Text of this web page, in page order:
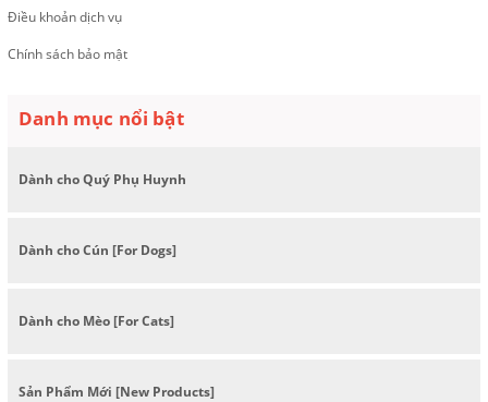
Điều khoản dịch vụ
Chính sách bảo mật
Danh mục nổi bật
Dành cho Quý Phụ Huynh
Dành cho Cún [For Dogs]
Dành cho Mèo [For Cats]
Sản Phẩm Mới [New Products]